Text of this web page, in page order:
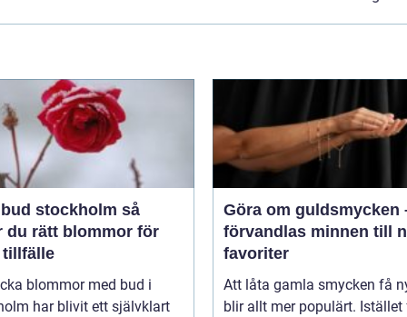
stockholm så
du rätt blommor för
tillfälle
blommor med bud i
har blivit ett självklart
Göra om guldsmycken
förvandlas minnen till
favoriter
Att låta gamla smycken få
blir allt mer populärt. Istället